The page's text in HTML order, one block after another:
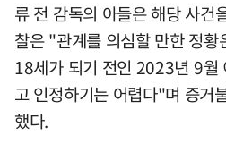
류 전 감독의 아들은 해당 사건
찰은 "관계를 의심할 만한 정
18세가 되기 전인 2023년 9월
고 인정하기는 어렵다"며 증거
했다.